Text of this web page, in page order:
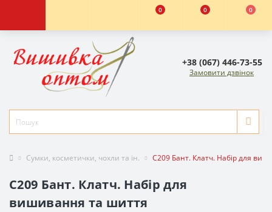
0 0 0
+38 (067) 446-73-55
Замовити дзвінок
Сумки, косметички, чохли та ін. C209 Бант. Клатч. Набір для
C209 Бант. Клатч. Набір для
вишивання та шиття